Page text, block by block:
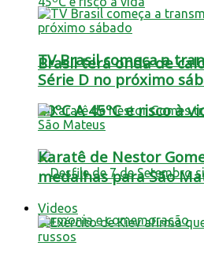
Brasil terá onda de
40ºC A 45ºC e risco à
TV Brasil começa a
Série D no próximo
Karatê de Nestor
medalhas para São
Videos